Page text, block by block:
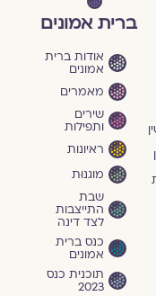
ברית אמונים
אודות ברית
אמונים
מאמרים
שירים
ותפילות
ראיונות
מוגנוּת
שבת
התייצבות
לצד דינה
כנס ברית
אמונים
תוכנית כנס
2023